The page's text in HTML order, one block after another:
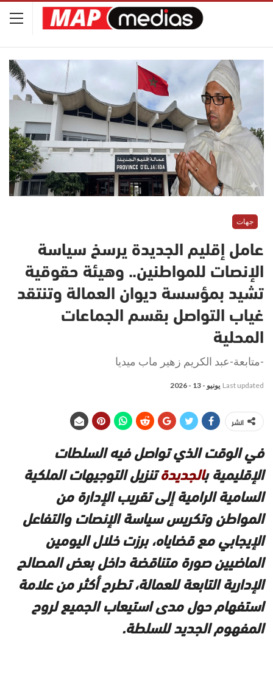
جهات
عامل إقليم الجديدة يرسخ سياسة
الإنصات للمواطنين.. وهيئة حقوقية
تشيد بمؤسسة ديوان العمالة وتنتقد
غياب التواصل بقسم الجماعات
المحلية
-متابعة-عبد الكريم زهير ماب ميديا
Last updated يونيو - 13 - 2026
انشر
في الوقت الذي تواصل فيه السلطات
الإقليمية بالجديدةتنزيل التوجيهات الملكية
السامية الرامية إلى تقريب الإدارة من
المواطن وتكريس سياسة الإنصات والتفاعل
الإيجابي مع قضاياه، برزت خلال اليومين
الماضيين صورة متناقضة داخل بعض المصالح
الإدارية التابعة للعمالة، تطرح أكثر من علامة
استفهام حول مدى استيعاب الجميع لروح
المفهوم الجديد للسلطة.